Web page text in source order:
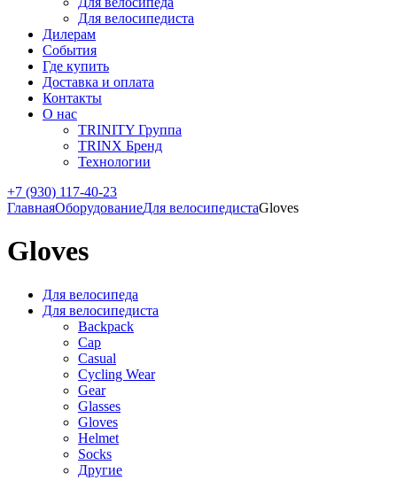
Для велосипедиста
Дилерам
События
Где купить
Доставка и оплата
Контакты
О нас
TRINITY Группа
TRINX Бренд
Технологии
+7 (930) 117-40-23
ГлавнаяОборудованиеДля велосипедистаGloves
Gloves
Для велосипеда
Для велосипедиста
Backpack
Cap
Casual
Cycling Wear
Gear
Glasses
Gloves
Helmet
Socks
Другие